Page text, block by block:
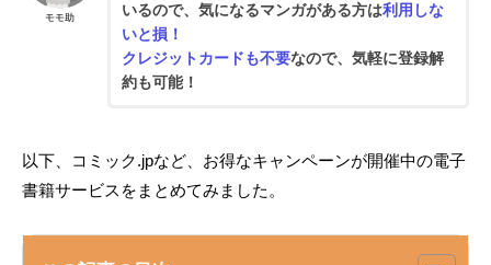
モモ助
いるので、気になるマンガがある方は利用しな
いと損！
クレジットカードも不要なので、気軽に登録解
約も可能！
以下、コミック.jpなど、お得なキャンペーンが開催中の電子
書籍サービスをまとめてみました。